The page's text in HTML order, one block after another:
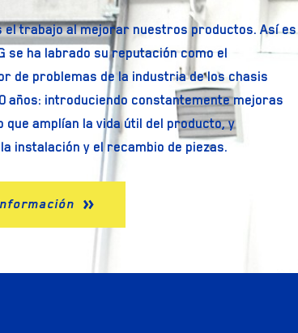
el trabajo al mejorar nuestros productos. Así es
se ha labrado su reputación como el
de problemas de la industria de los chasis
años: introduciendo constantemente mejoras
que amplían la vida útil del producto, y
instalación y el recambio de piezas.